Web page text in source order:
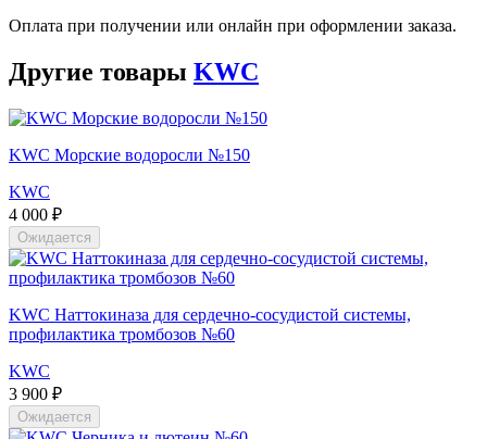
Оплата при получении или онлайн при оформлении заказа.
Другие товары KWC
KWC Морские водоросли №150
KWC
4 000 ₽
Ожидается
KWC Наттокиназа для сердечно-сосудистой системы,
профилактика тромбозов №60
KWC
3 900 ₽
Ожидается